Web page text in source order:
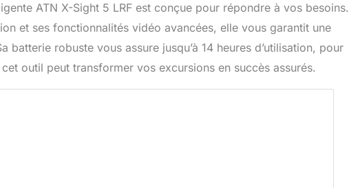
ATN X-Sight 5 LRF est conçue pour répondre à vos besoins.
et ses fonctionnalités vidéo avancées, elle vous garantit une
robuste vous assure jusqu’à 14 heures d’utilisation, pour
outil peut transformer vos excursions en succès assurés.